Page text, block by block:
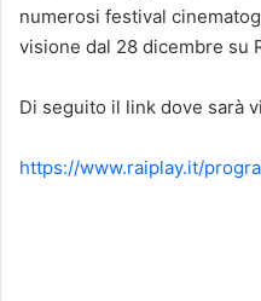
numerosi festival
visione dal 28 dicembre su
Di seguito il link dove sarà
https://www.raiplay.it/